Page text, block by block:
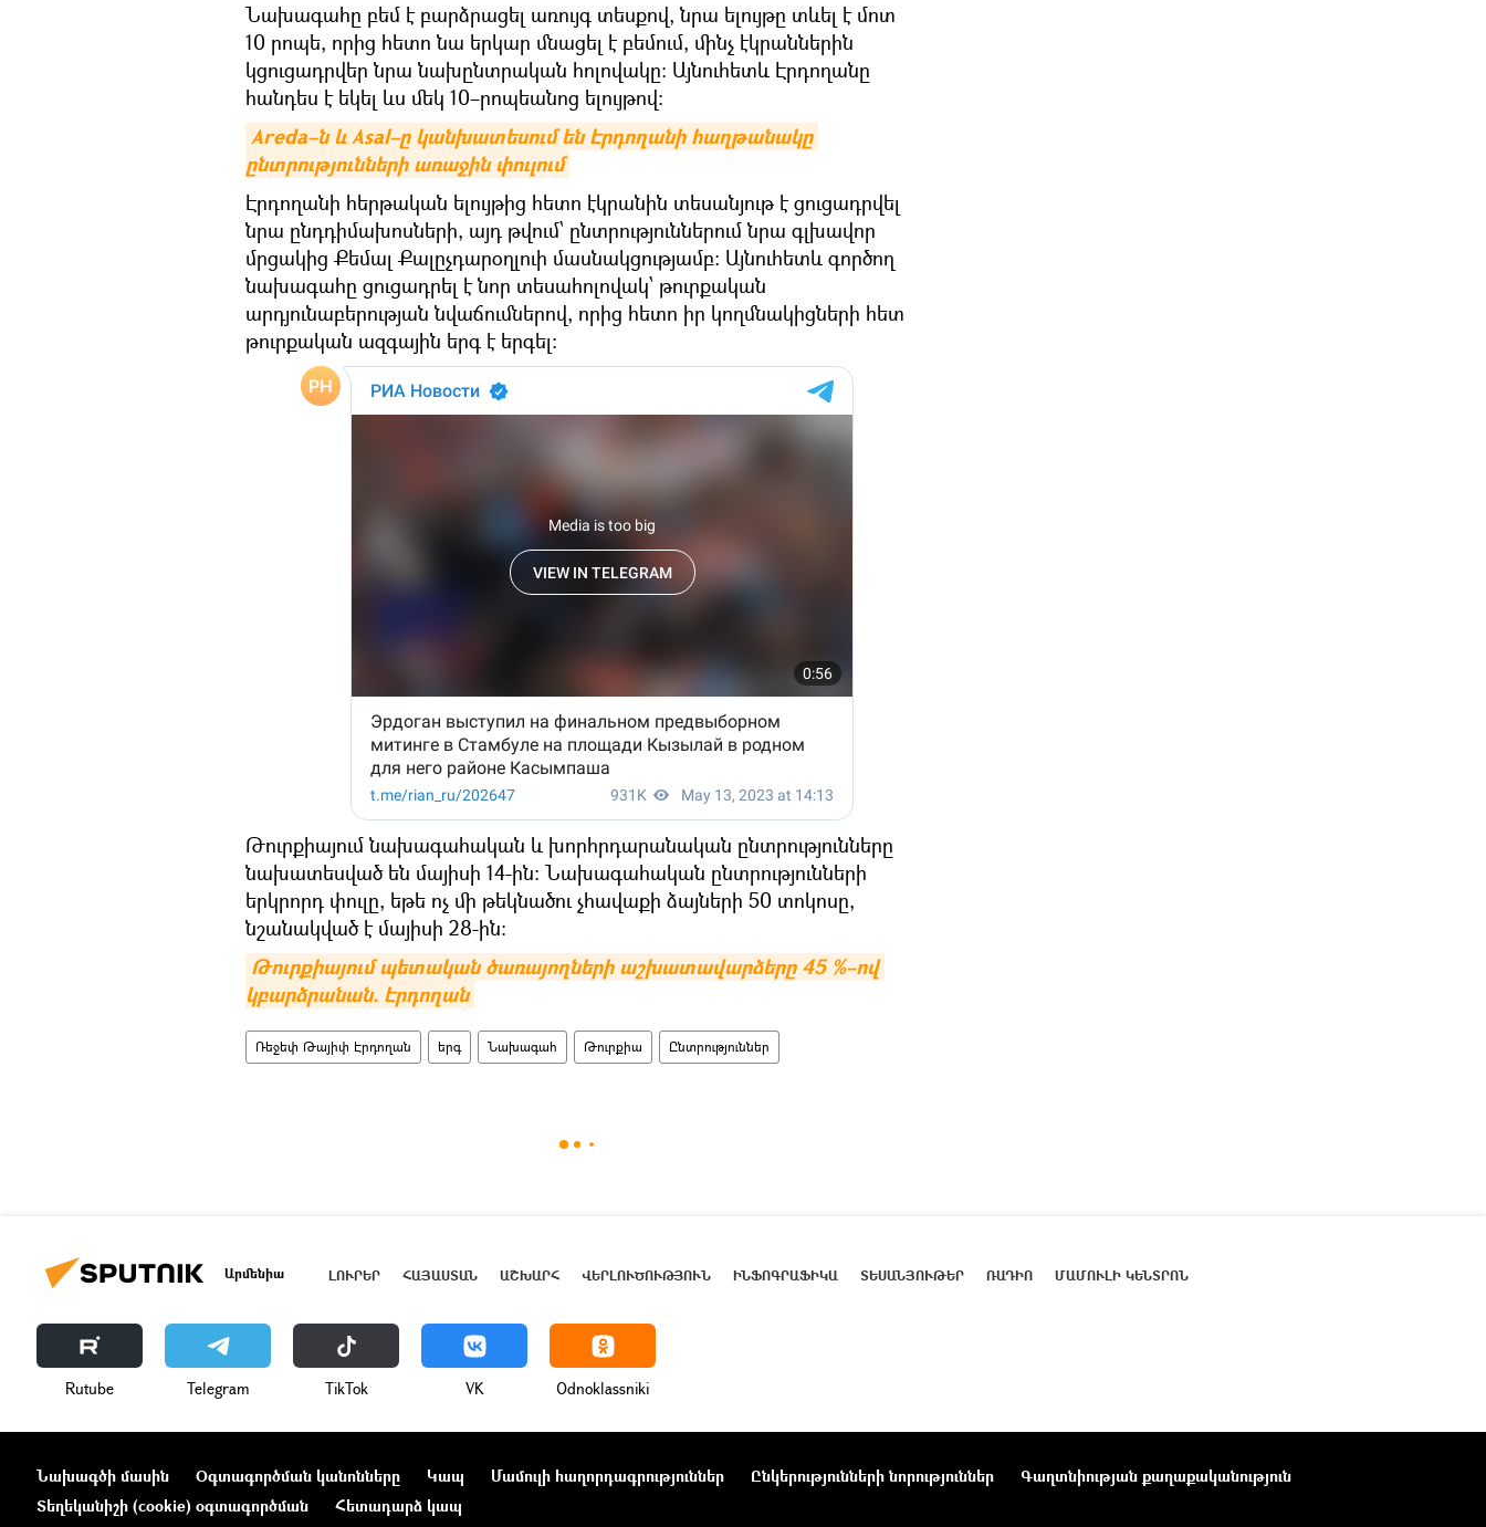
Նախագահը բեմ է բարձրացել առույգ տեսքով, նրա ելույթը տևել է մոտ
10 րոպե, որից հետո նա երկար մնացել է բեմում, մինչ էկրաններին
կցուցադրվեր նրա նախընտրական հոլովակը: Այնուհետև Էրդողանը
հանդես է եկել ևս մեկ 10–րոպեանոց ելույթով։
Areda–ն և Asal–ը կանխատեսում են Էրդողանի հաղթանակը
ընտրությունների առաջին փուլում
Էրդողանի հերթական ելույթից հետո էկրանին տեսանյութ է ցուցադրվել
նրա ընդդիմախոսների, այդ թվում՝ ընտրություններում նրա գլխավոր
մրցակից Քեմալ Քալըչդարօղլուի մասնակցությամբ։ Այնուհետև գործող
նախագահը ցուցադրել է նոր տեսահոլովակ՝ թուրքական
արդյունաբերության նվաճումներով, որից հետո իր կողմնակիցների հետ
թուրքական ազգային երգ է երգել:
Թուրքիայում նախագահական և խորհրդարանական ընտրությունները
նախատեսված են մայիսի 14-ին: Նախագահական ընտրությունների
երկրորդ փուլը, եթե ոչ մի թեկնածու չհավաքի ձայների 50 տոկոսը,
նշանակված է մայիսի 28-ին:
Թուրքիայում պետական ծառայողների աշխատավարձերը 45 %–ով
կբարձրանան. Էրդողան
Ռեջեփ Թայիփ Էրդողան երգ Նախագահ Թուրքիա Ընտրություններ
Արմենիա ԼՈՒՐԵՐ ՀԱՅԱՍՏԱՆ ԱՇԽԱՐՀ ՎԵՐԼՈՒԾՈՒԹՅՈՒՆ ԻՆՖՈԳՐԱՖԻԿԱ ՏԵՍԱՆՅՈՒԹԵՐ ՌԱԴԻՈ ՄԱՄՈՒԼԻ ԿԵՆՏՐՈՆ
Rutube Telegram ТikТоk VK Odnoklassniki
Նախագծի մասին Օգտագործման կանոնները Կապ Մամուլի հաղորդագրություններ Ընկերությունների նորություններ
Գաղտնիության քաղաքականություն
Տեղեկանիշի (cookie) օգտագործման
Հետադարձ կապ